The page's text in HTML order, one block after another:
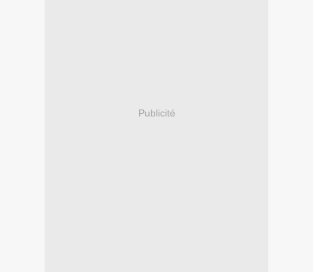
Publicité